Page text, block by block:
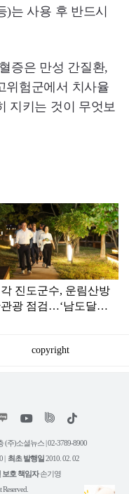
는 사용 후 반드시
증은 만성 간질환,
위험군에서 치사율
지키는 것이 무엇보
진도군수, 운림산방
광 점검…‘남도달밤’
copyright
위
트
유
튜
틱
(주)소셜뉴스 | 02-3789-8900
| 최초 발행일2010. 02. 02
보호 책임자손기영